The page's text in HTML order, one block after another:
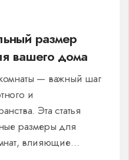
размер
вашего дома
— важный шаг
и
Эта статья
размеры для
влияющие